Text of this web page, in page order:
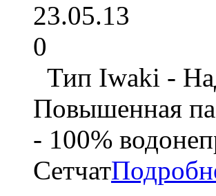
23.05.13
0
Тип Iwaki -
Повышенная
- 100%
Сетчат